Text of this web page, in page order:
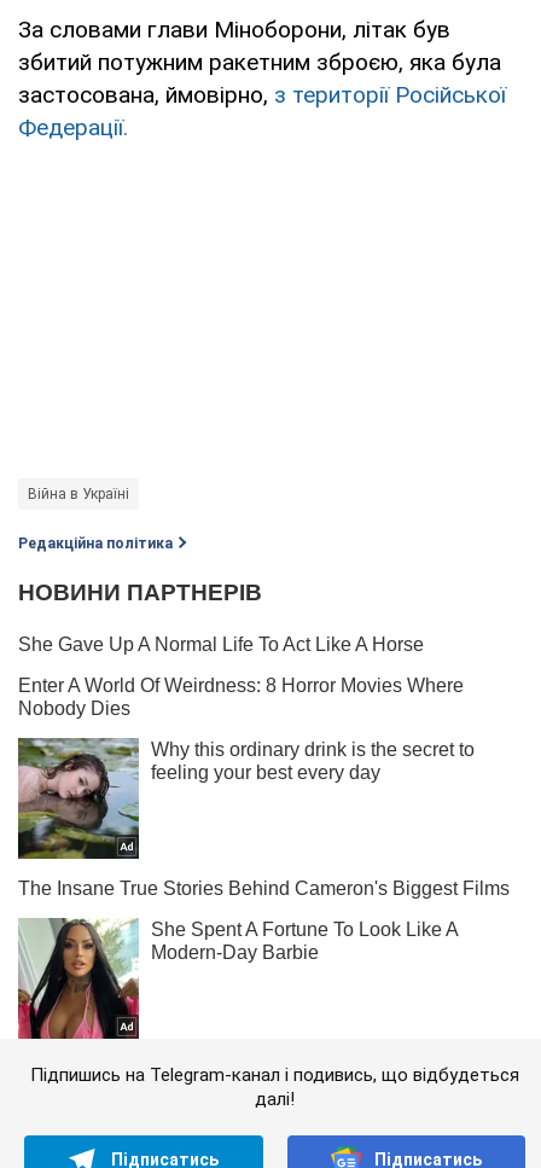
За словами глави Міноборони, літак був
збитий потужним ракетним зброєю, яка була
застосована, ймовірно, з території Російської
Федерації.
Війна в Україні
Редакційна політика
Підпишись на Telegram-канал і подивись, що відбудеться
далі!
Підписатись Підписатись